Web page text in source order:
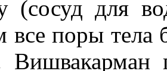
(сосуд для
все поры